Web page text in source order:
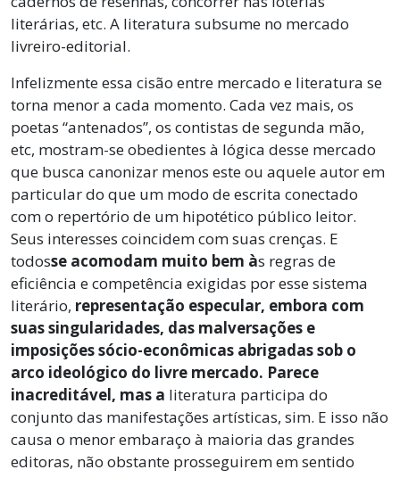
literárias, etc. A literatura subsume no mercado
livreiro-editorial.
Infelizmente essa cisão entre mercado e literatura se
torna menor a cada momento. Cada vez mais, os
poetas “antenados”, os contistas de segunda mão,
etc, mostram-se obedientes à lógica desse mercado
que busca canonizar menos este ou aquele autor em
particular do que um modo de escrita conectado
com o repertório de um hipotético público leitor.
Seus interesses coincidem com suas crenças. E
todosse acomodam muito bem às regras de
eficiência e competência exigidas por esse sistema
literário, representação especular, embora com
suas singularidades, das malversações e
imposições sócio-econômicas abrigadas sob o
arco ideológico do livre mercado. Parece
inacreditável, mas a literatura participa do
conjunto das manifestações artísticas, sim. E isso não
causa o menor embaraço à maioria das grandes
editoras, não obstante prosseguirem em sentido